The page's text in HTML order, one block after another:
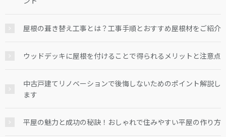
屋根の葺き替え工事とは？工事手順とおすすめ屋根材をご紹介
ウッドデッキに屋根を付けることで得られるメリットと注意点
中古戸建てリノベーションで後悔しないためのポイント解説し
ます
平屋の魅力と成功の秘訣！おしゃれで住みやすい平屋の作り方